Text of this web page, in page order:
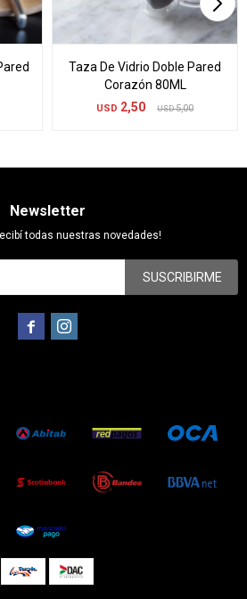
Taza De Vidrio Doble Pared
Corazón 80ML
USD 2,50 USD 5,00
Newsletter
todas nuestras novedades!
SUSCRIBIRME
 